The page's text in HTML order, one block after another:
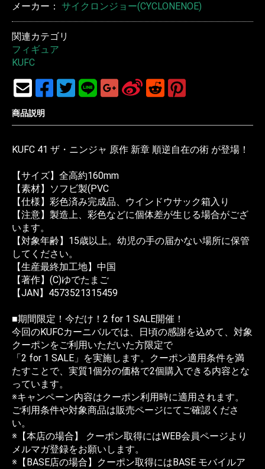
メーカー： サイクロンジョー(CYCLONENOE)
関連カテゴリ
フィギュア
KUFC
商品説明
KUFC 41 ザ・ニンジャ 原作 新章 順逆自在の術 が登場！
【サイズ】全高約160mm
【素材】ソフビ製(PVC
【仕様】彩色済み完成品、ウインドウサック箱入り
【注意】製造上、彩色などに個体差が生じる場合がござ
います。
【対象年齢】15歳以上。幼児の手の届かない場所に保管
してください。
【生産最終加工地】中国
【著作】(C)ゆでたまご
【JAN】4573521315459
■期間限定！今だけ！2 for 1 SALE開催！
今回のKUFCカーニバルでは、日頃の感謝を込めて、対象
クーポンをご利用いただいた方限定で
「2 for 1 SALE」を実施します。クーポン適用条件を満
たすことで、実質1個分の価格で2個購入できる内容とな
っています。
※キャンペーン内容はクーポン利用時に適用されます。
ご利用条件や対象商品は販売ページにてご確認くださ
い。
※【本店の場合】 クーポン取得にはWEB会員ページより
メルマガ登録をお願いします。
※【BASE店の場合】クーポン取得にはBASE モバイルア